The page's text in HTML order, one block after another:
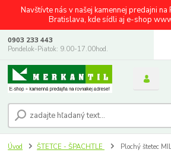
Navštívte nás v našej kamennej predajni
Bratislava, kde sídli aj e-shop
0903 233 443
Pondelok-Piatok: 9.00-17.00hod.
Úvod ŠTETCE - ŠPACHTLE Plochý štetec